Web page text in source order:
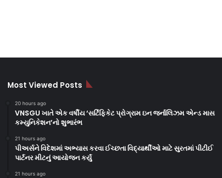
Most Viewed Posts
20 hours ago
VNSGU ખાતે એક વર્ષીય ‘સર્ટિફિકેટ પ્રોગ્રામ ઇન જર્નાલિઝમ એન્ડ માસ
કમ્યુનિકેશન’નો શુભારંભ
21 hours ago
પીઅર્સને વિદેશમાં અભ્યાસ કરવા ઈચ્છતા વિદ્યાર્થીઓ માટે સુરતમાં પીટીઈ
પાર્ટનર મીટનું આયોજન કર્યું
21 hours ago